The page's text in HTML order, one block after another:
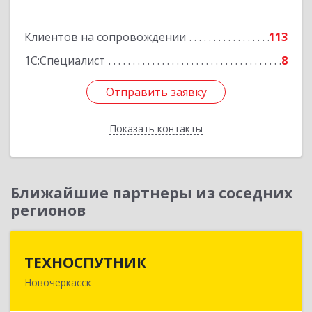
Клиентов на сопровождении
113
1С:Специалист
8
Отправить заявку
Показать контакты
Отправить заявку
Назад
Ближайшие партнеры из соседних
регионов
ТЕХНОСПУТНИК
Новочеркасск346400, Ростовская обл, Новочеркасск г,